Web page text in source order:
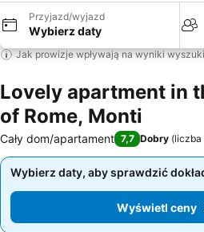
Przyjazd/wyjazd
Wybierz daty
Jak prowizje wpływają na wyniki
Lovely apartment in
of Rome, Monti
Cały dom/apartament 7,7 Dobry (liczba
Wybierz daty, aby sprawdzić
Wyświetl
Wybierz daty, aby sprawdzić
Wyświetl ceny